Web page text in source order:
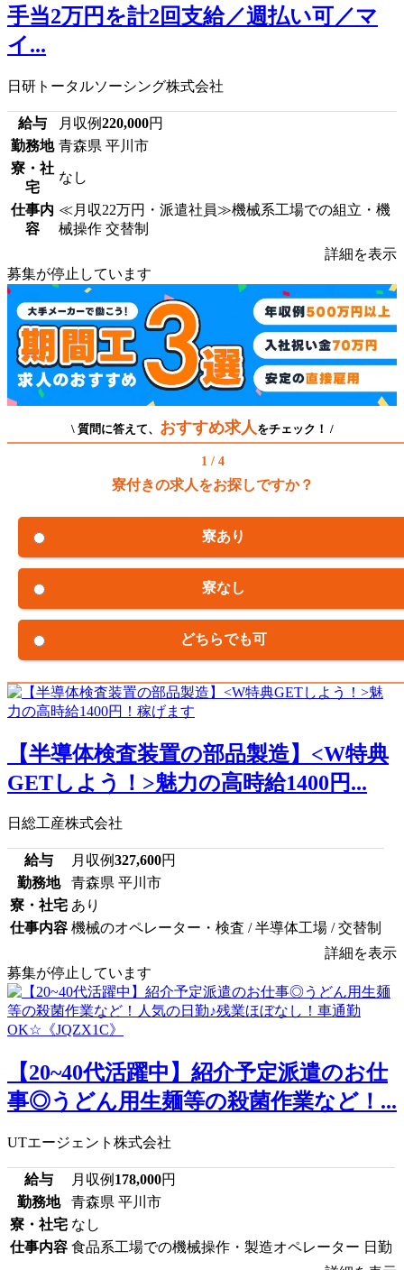
手当2万円を計2回支給／週払い可／マ
イ...
日研トータルソーシング株式会社
給与 月収例220,000円
勤務地 青森県 平川市
寮・社
宅
なし
仕事内
容
≪月収22万円・派遣社員≫機械系工場での組立・機
械操作 交替制
詳細を表示
募集が停止しています
\ 質問に答えて、 おすすめ求人 をチェック！ /
1 / 4
寮付きの求人をお探しですか？
寮あり
寮なし
どちらでも可
【半導体検査装置の部品製造】<W特典
GETしよう！>魅力の高時給1400円...
日総工産株式会社
給与 月収例327,600円
勤務地
青森県 平川市
寮・社宅 あり
仕事内容 機械のオペレーター・検査 / 半導体工場 / 交替制
詳細を表示
募集が停止しています
【20~40代活躍中】紹介予定派遣のお仕
事◎うどん用生麺等の殺菌作業など！...
UTエージェント株式会社
給与 月収例 178,000円
勤務地
青森県 平川市
寮・社宅 なし
仕事内容 食品系工場での機械操作・製造オペレーター 日勤